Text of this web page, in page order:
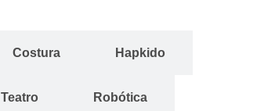
Costura Hapkido
Teatro Robótica